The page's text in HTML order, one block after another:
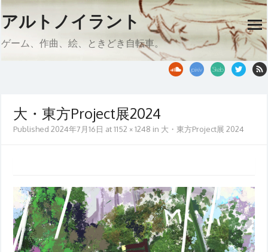
Skip
to
アルトノイラント
ゲーム、作曲、絵、ときどき自転車。
大・東方Project展2024
Published2024年7月16日 at1152 × 1248 in 大・東方Project展 2024